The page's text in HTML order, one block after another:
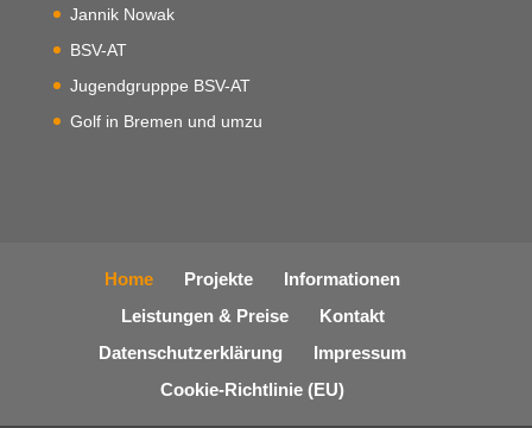
Jannik Nowak
BSV-AT
Jugendgrupppe BSV-AT
Golf in Bremen und umzu
Home Projekte
Informationen
Leistungen & Preise
Kontakt
Datenschutzerklärung
Impressum
Cookie-Richtlinie (EU)